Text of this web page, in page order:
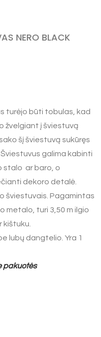
NERO BLACK
turėjo būti tobulas, kad
žvelgiant į šviestuvą
šį šviestuvą sukūręs
galima kabinti
stalo ar baro, o
dekoro detalė.
šviestuvais. Pagamintas
metalo, turi 3,50 m ilgio
kištuku.
lubų dangtelio. Yra 1
pakuotės